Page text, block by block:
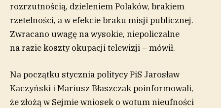
rozrzutnością, dzieleniem Polaków, brakiem
rzetelności, a w efekcie braku misji publicznej.
Zwracano uwagę na wysokie, niepoliczalne
na razie koszty okupacji telewizji – mówił.
Na początku stycznia politycy PiS Jarosław
Kaczyński i Mariusz Błaszczak poinformowali,
że złożą w Sejmie wniosek o wotum nieufności